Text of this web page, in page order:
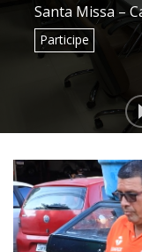
Santa Missa –
Participe